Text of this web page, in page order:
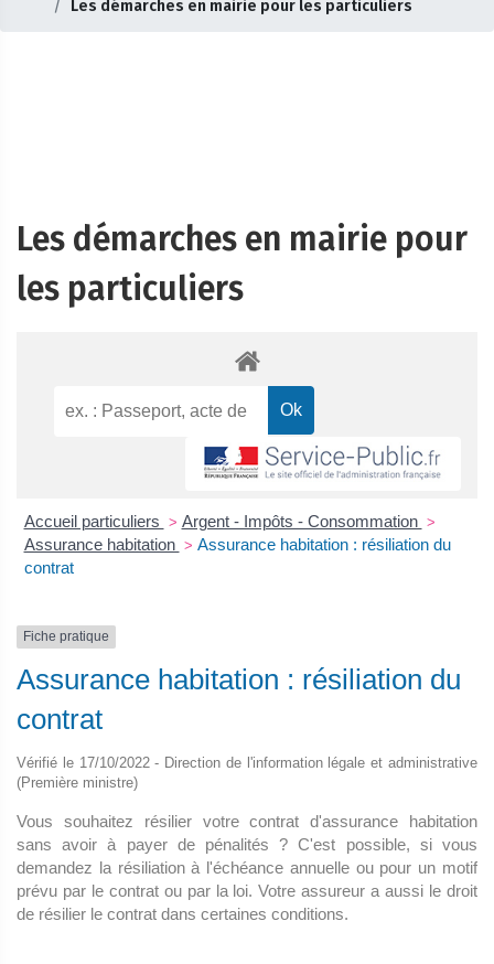
Les démarches en mairie pour les particuliers
Les démarches en mairie pour
les particuliers
Accueil particuliers > Argent - Impôts - Consommation >
Assurance habitation > Assurance habitation : résiliation du
contrat
Fiche pratique
Assurance habitation : résiliation du
contrat
Vérifié le 17/10/2022 - Direction de l'information légale et administrative
(Première ministre)
Vous souhaitez résilier votre contrat d'assurance habitation
sans avoir à payer de pénalités ? C'est possible, si vous
demandez la résiliation à l'échéance annuelle ou pour un motif
prévu par le contrat ou par la loi. Votre assureur a aussi le droit
de résilier le contrat dans certaines conditions.